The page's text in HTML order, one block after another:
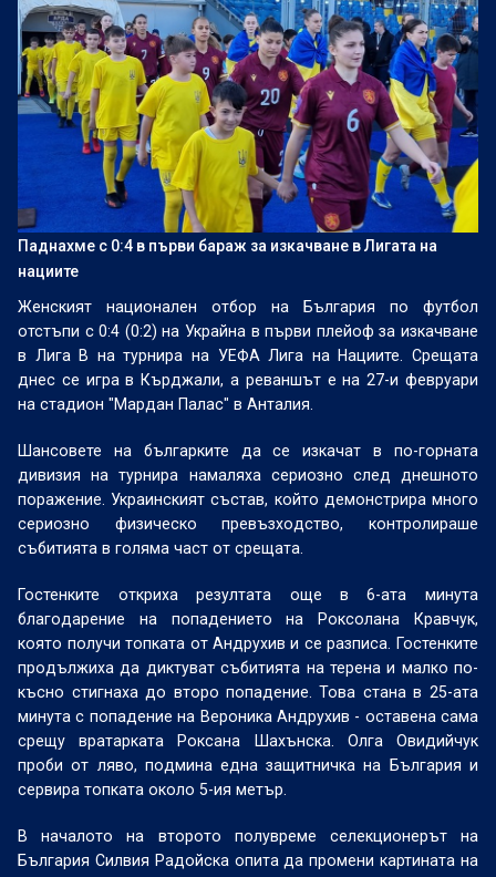
Паднахме с 0:4 в първи бараж за изкачване в Лигата на
нациите
Женският национален отбор на България по футбол
отстъпи с 0:4 (0:2) на Украйна в първи плейоф за изкачване
в Лига В на турнира на УЕФА Лига на Нациите. Срещата
днес се игра в Кърджали, а реваншът е на 27-и февруари
на стадион "Мардан Палас" в Анталия.
Шансовете на българките да се изкачат в по-горната
дивизия на турнира намаляха сериозно след днешното
поражение. Украинският състав, който демонстрира много
сериозно физическо превъзходство, контролираше
събитията в голяма част от срещата.
Гостенките откриха резултата още в 6-ата минута
благодарение на попадението на Роксолана Кравчук,
която получи топката от Андрухив и се разписа. Гостенките
продължиха да диктуват събитията на терена и малко по-
късно стигнаха до второ попадение. Това стана в 25-ата
минута с попадение на Вероника Андрухив - оставена сама
срещу вратарката Роксана Шахънска. Олга Овидийчук
проби от ляво, подмина една защитничка на България и
сeрвира топката около 5-ия метър.
В началото на второто полувреме селекционерът на
България Силвия Радойска опита да промени картината на